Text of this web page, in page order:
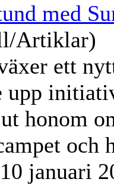
med
Artiklar)
ett
upp
honom
och
januari